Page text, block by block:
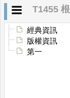
經典資訊
版權資訊
第一